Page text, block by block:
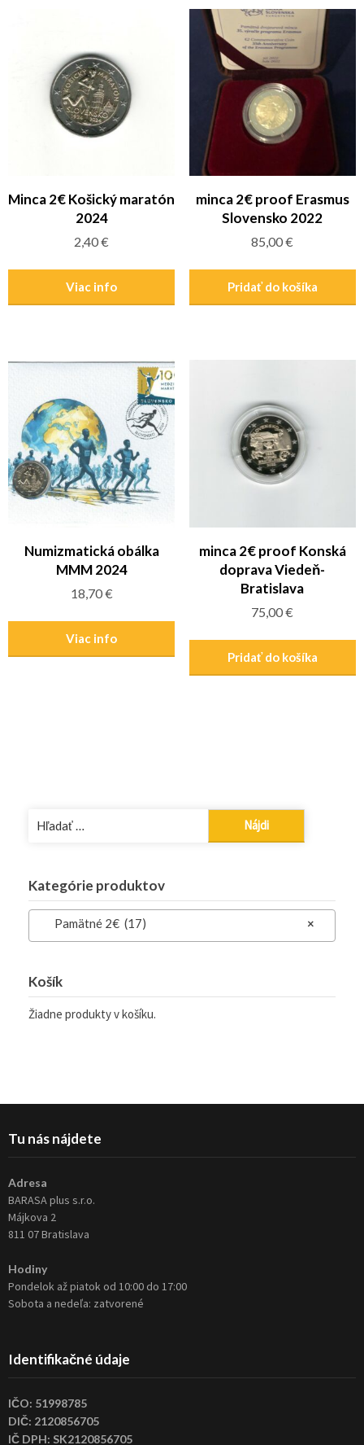
Minca 2€ Košický maratón
2024
2,40€
Viac info
minca 2€ proof Erasmus
Slovensko 2022
85,00€
Pridať do košíka
Numizmatická obálka
MMM 2024
18,70€
Viac info
minca 2€ proof Konská
doprava Viedeň-
Bratislava
75,00€
Pridať do košíka
Kategórie produktov
×
Pamätné 2€ (17)
Košík
Žiadne produkty v košíku.
Tu nás nájdete
Adresa
BARASA plus s.r.o.
Májkova 2
811 07 Bratislava
Hodiny
Pondelok až piatok od 10:00 do 17:00
Sobota a nedeľa: zatvorené
Identifikačné údaje
IČO: 51998785
DIČ: 2120856705
IČ DPH: SK2120856705